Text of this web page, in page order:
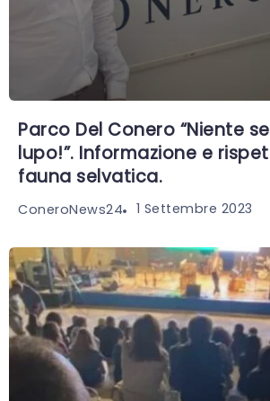
Parco Del Conero “Niente
lupo!”. Informazione e
fauna selvatica.
ConeroNews24 1 Settembre 2023